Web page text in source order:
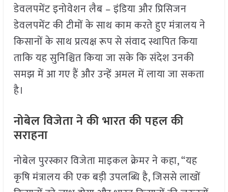
डेवलपमेंट इनोवेशन लैब – इंडिया और प्रिसिजन
डेवलपमेंट की टीमों के साथ काम करते हुए मंत्रालय ने
किसानों के साथ प्रत्यक्ष रूप से संवाद स्थापित किया
ताकि यह सुनिश्चित किया जा सके कि संदेश उनकी
समझ में आ गए हैं और उन्हें अमल में लाया जा सकता
है।
नोबेल विजेता ने की भारत की पहल की
सराहना
नोबेल पुरस्कार विजेता माइकल क्रेमर ने कहा, “यह
कृषि मंत्रालय की एक बड़ी उपलब्धि है, जिससे लाखों